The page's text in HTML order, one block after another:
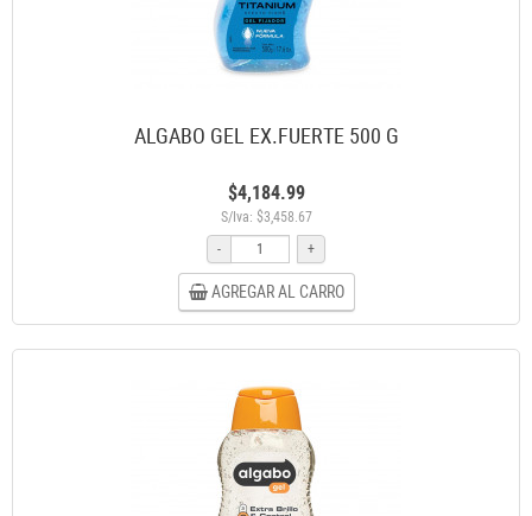
ALGABO GEL EX.FUERTE 500 G
$4,184.99
S/Iva: $3,458.67
-
+
AGREGAR AL CARRO